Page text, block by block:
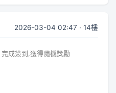
2026-03-04 02:47 · 14樓
完成簽到,獲得隨機獎勵